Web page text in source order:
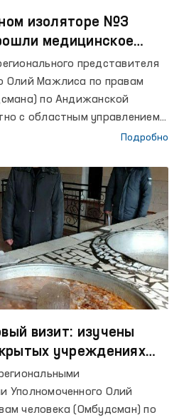
изоляторе №3
медицинское
более 150
лиц
представителя
Олий Мажлиса по правам
по Андижанской
с областным управлением
в следственном изоляторе
медицинский осмотр. В
содержащиеся в
медицинское
Подробно
визит: изучены
учреждениях
Андижанской,
Бухарской,
областей и
Уполномоченного Олий
человека (Омбудсман) по